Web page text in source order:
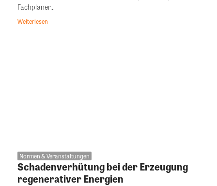
Fachplaner...
Weiterlesen
Normen & Veranstaltungen
Schadenverhütung bei der Erzeugung
regenerativer Energien